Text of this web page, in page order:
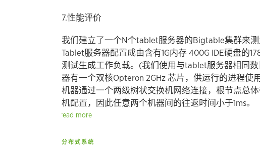
7.性能评价
我们建立了一个N个tablet服务器的Bigtable集群来
Tablet服务器配置成由含有1G内存 400G IDE硬盘的
测试生成工作负载。(我们使用与tablet服务器相同
器有一个双核Opteron 2GHz 芯片，供运行的进程使
机器通过一个两级树状交换机网络连接，根节点总
机配置，因此任意两个机器间的往返时间小于1ms。
read more
分布式系统